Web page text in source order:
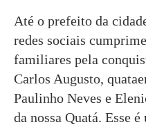
Até o prefeito da
redes sociais
familiares pela
Carlos Augusto,
Paulinho Neves e
da nossa Quatá. Esse